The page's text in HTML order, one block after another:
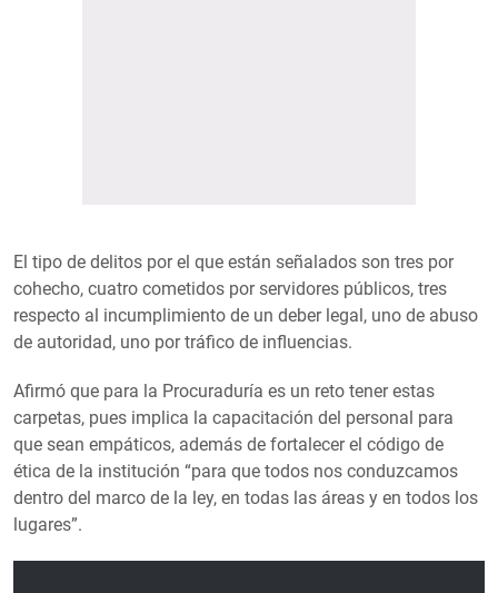
El tipo de delitos por el que están señalados son tres por
cohecho, cuatro cometidos por servidores públicos, tres
respecto al incumplimiento de un deber legal, uno de abuso
de autoridad, uno por tráfico de influencias.
Afirmó que para la Procuraduría es un reto tener estas
carpetas, pues implica la capacitación del personal para
que sean empáticos, además de fortalecer el código de
ética de la institución “para que todos nos conduzcamos
dentro del marco de la ley, en todas las áreas y en todos los
lugares”.